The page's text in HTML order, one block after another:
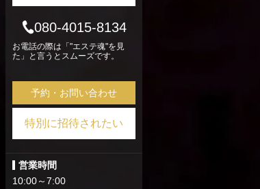
080-4015-8134
お電話の際は「"エステ魂"を見
た」と言うとスムーズです。
予約・お問い合わせ
特別に招待されたい
営業時間
10:00～7:00